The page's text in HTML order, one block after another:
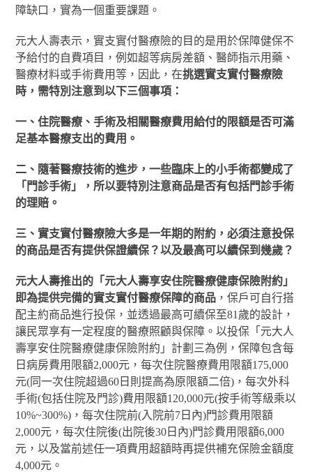
障缺口，實為一個重要課題。
元大人壽表示，實支實付醫療險的目的是用於保障健保不
予給付的自費項目，例如超等病房差額、醫師指示用藥、
醫療材料或手術費用等，因此，在挑選實支實付醫療險
時，需特別注意到以下三個事項：
一、住院醫療、手術及相關醫療費用給付的限額是否可滿
足基本醫療支出的費用。
二、隨著醫療技術的進步，一些臨床上的小手術都變成了
「門診手術」，所以要特別注意商品是否有包括門診手術
的理賠。
三、實支實付醫療險大多是一年期的附約，必須注意投保
的商品是否有提供保證續保？以及最高可以續保到幾歲？
元大人壽推出的「元大人壽享安住院醫療健康保險附約」
即為提供完備的實支實付醫療保障的商品 ，保戶可自行搭
配主約商品進行投保，並透過最高可續保至81歲的設計，
讓民眾享有一定程度的醫療照顧與保障。以投保「元大人
壽享安住院醫療健康保險附約」計劃三為例，保障包含每
日病房費用限額2,000元，每次住院醫療費用限額175,000
元(同一次住院超過60日則提高為原限額二倍)，每次外科
手術(包括住院及門診)費用限額120,000元(按手術等級乘以
10%~300%)，每次住院前(入院前7日內)門診費用限額
2,000元，每次住院後(出院後30日內)門診費用限額6,000
元，以及當前述任一項費用超額時再提供補充保險金額度
4,000元。